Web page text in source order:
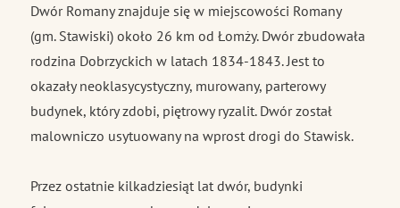
Dwór Romany znajduje się w miejscowości Romany
(gm. Stawiski) około 26 km od Łomży. Dwór zbudowała
rodzina Dobrzyckich w latach 1834-1843. Jest to
okazały neoklasycystyczny, murowany, parterowy
budynek, który zdobi, piętrowy ryzalit. Dwór został
malowniczo usytuowany na wprost drogi do Stawisk.
Przez ostatnie kilkadziesiąt lat dwór, budynki